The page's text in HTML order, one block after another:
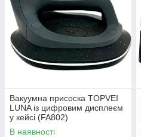
Вакуумна присоска TOPVEI
LUNA із цифровим дисплеєм
у кейсі (FA802)
В наявності